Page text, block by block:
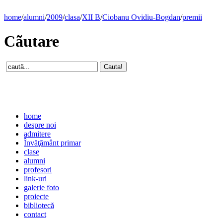
home/alumni/2009/clasa/XII B/Ciobanu Ovidiu-Bogdan/premii
Cãutare
home
despre noi
admitere
Învăţământ primar
clase
alumni
profesori
link-uri
galerie foto
proiecte
bibliotecă
contact